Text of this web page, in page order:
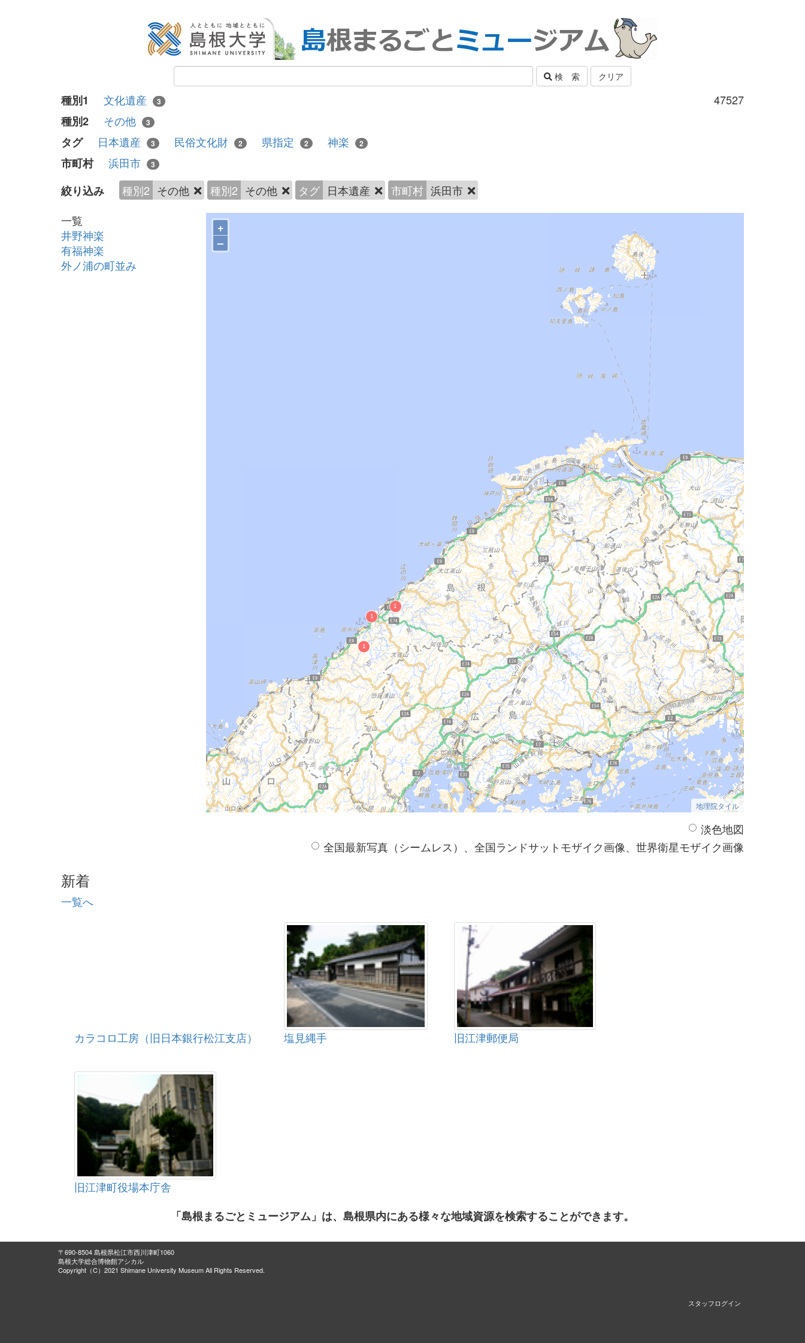
検 索 クリア
47527
種別1 文化遺産 3
種別2 その他 3
タグ 日本遺産 3 民俗文化財 2 県指定 2 神楽 2
市町村 浜田市 3
絞り込み 種別2 その他 種別2 その他 タグ 日本遺産 市町村 浜田市
一覧
井野神楽
有福神楽
外ノ浦の町並み
+
–
地理院タイル
淡色地図
全国最新写真（シームレス）、全国ランドサットモザイク画像、世界衛星モザイク画像
新着
一覧へ
カラコロ工房（旧日本銀行松江支店） 塩見縄手 旧江津郵便局
旧江津町役場本庁舎
「島根まるごとミュージアム」は、島根県内にある様々な地域資源を検索することができます。
〒690-8504 島根県松江市西川津町1060
島根大学総合博物館アシカル
Copyright（C）2021 Shimane University Museum All Rights Reserved.
スタッフログイン